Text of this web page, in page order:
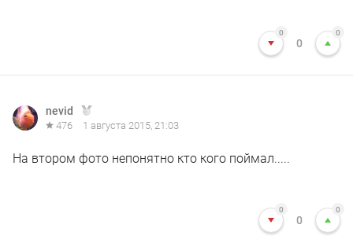
0
0
0
nevid
476 1 августа 2015, 21:03
На втором фото непонятно кто кого поймал.....
0
0
0